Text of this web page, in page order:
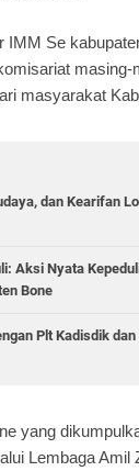
IMM Se
masing-
masyarakat
dan Kearifan
Aksi Nyata
Bone
Plt Kadisdik
yang
Lembaga Amil